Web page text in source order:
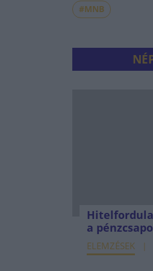
#MNB
a
ELEMZÉSEK